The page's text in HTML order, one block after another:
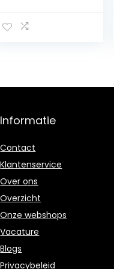
ultrasone
babykleding
Informatie
Contact
Klantenservice
Over ons
Overzicht
Onze webshops
Vacature
Blogs
Privacybeleid